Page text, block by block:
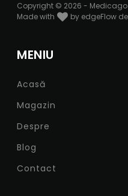
Copyright © 2026 - Medicago
Made with
by edgeFlow
MENIU
Acasă
Magazin
Despre
Blog
Contact